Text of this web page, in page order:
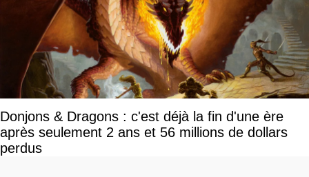
Donjons & Dragons : c'est déjà la fin d'une ère
après seulement 2 ans et 56 millions de dollars
perdus